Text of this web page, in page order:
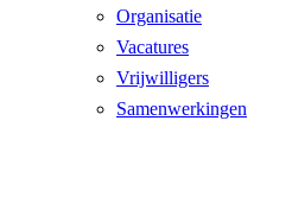
Organisatie
Vacatures
Vrijwilligers
Samenwerkingen